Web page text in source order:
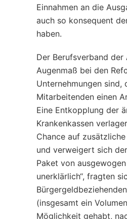
Einnahmen an die
auch so konsequent
haben.
Der Berufsverband
Augenmaß bei den
Unternehmungen
Mitarbeitenden einen
Eine Entkopplung der
Krankenkassen
Chance auf
und verweigert sich
Paket von
unerklärlich“, fragten
(insgesamt ein
Möglichkeit gehabt,